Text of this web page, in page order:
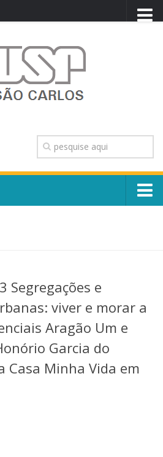
TRANSPARÊNCIA
OUVIDORIA
CONTATO
Segregações e
viver e morar a
Aragão Um e
Garcia do
Casa Minha Vida em